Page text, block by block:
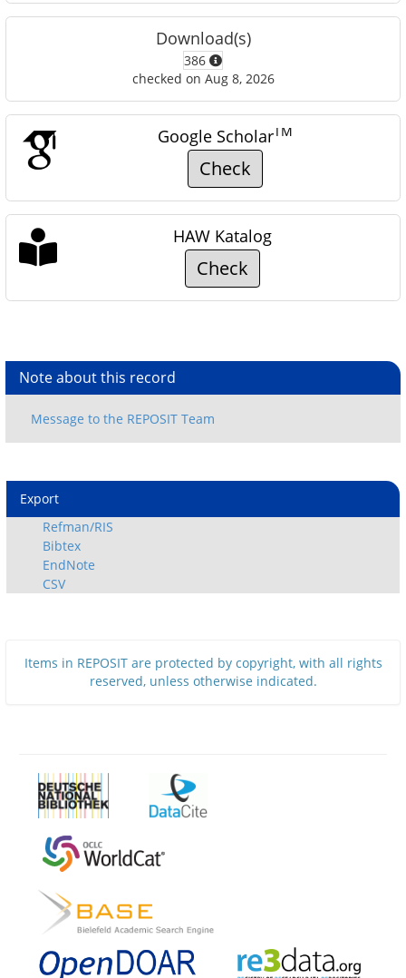
Download(s)
386
checked on Aug 8, 2026
Google ScholarTM
Check
HAW Katalog
Check
Note about this record
Export
Refman/RIS
Bibtex
EndNote
CSV
Items in REPOSIT are protected by copyright, with all rights
reserved, unless otherwise indicated.